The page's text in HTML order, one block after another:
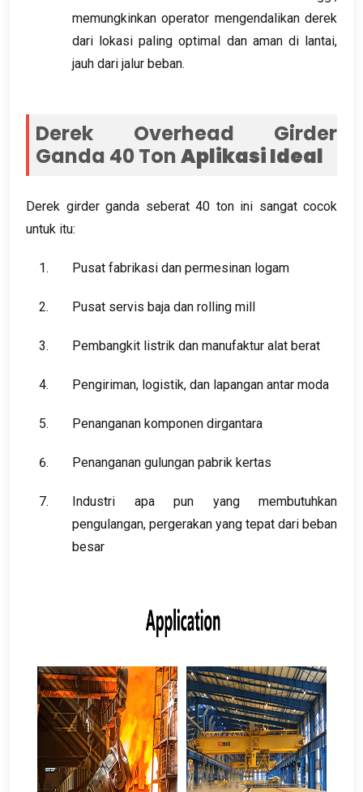
memungkinkan operator mengendalikan derek
dari lokasi paling optimal dan aman di lantai,
jauh dari jalur beban.
Derek Overhead Girder
Ganda 40 TonAplikasi Ideal
Derek girder ganda seberat 40 ton ini sangat cocok
untuk itu:
Pusat fabrikasi dan permesinan logam
Pusat servis baja dan rolling mill
Pembangkit listrik dan manufaktur alat berat
Pengiriman, logistik, dan lapangan antar moda
Penanganan komponen dirgantara
Penanganan gulungan pabrik kertas
Industri apa pun yang membutuhkan
pengulangan, pergerakan yang tepat dari beban
besar